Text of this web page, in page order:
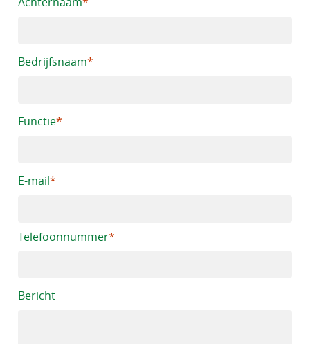
Bedrijfsnaam
Functie
E-mail
Telefoonnummer*
Bericht